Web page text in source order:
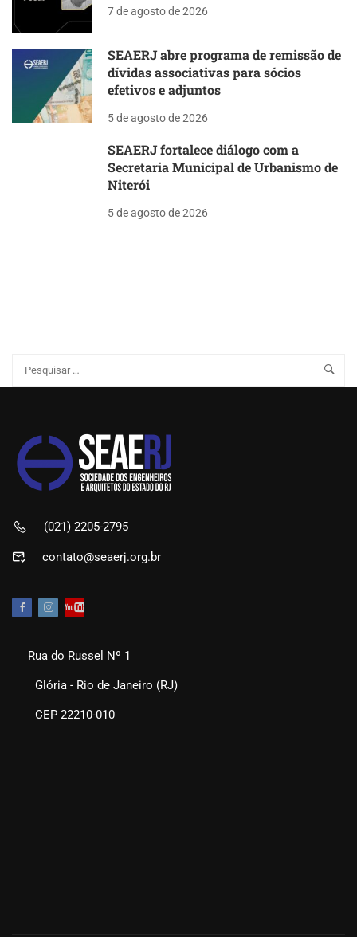
7 de agosto de 2026
SEAERJ abre programa de remissão de
dívidas associativas para sócios
efetivos e adjuntos
5 de agosto de 2026
SEAERJ fortalece diálogo com a
Secretaria Municipal de Urbanismo de
Niterói
5 de agosto de 2026
(021) 2205-2795
contato@seaerj.org.br
Rua do Russel Nº 1
Glória - Rio de Janeiro (RJ)
CEP 22210-010